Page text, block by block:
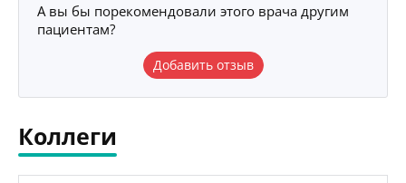
А вы бы порекомендовали этого врача другим
пациентам?
Добавить отзыв
Коллеги